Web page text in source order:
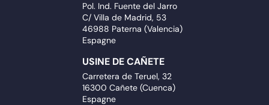
Pol. Ind. Fuente del Jarro
C/ Villa de Madrid, 53
46988 Paterna (Valencia)
Espagne
USINE DE CAÑETE
Carretera de Teruel, 32
16300 Cañete (Cuenca)
Espagne